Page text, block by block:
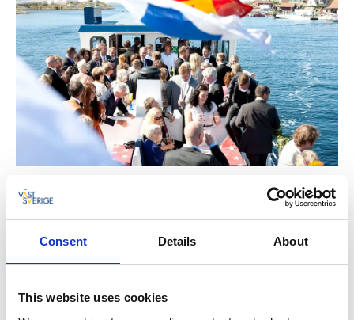
Consent Details About
This website uses cookies
Gunnars Båtturer kör året runt för Västtrafik med
bussanslutning från/till Kungälv och Göteborg - se
tidtabell förvasttrafik.se.
Chartra en egen båttur
Marstrand, Tjörn, Stenungsund och Orust. Kanske